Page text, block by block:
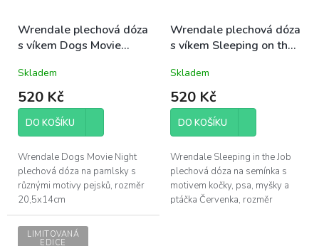
Wrendale plechová dóza
s víkem Dogs Movie
Skladem
520 Kč
DO KOŠÍKU
Wrendale Dogs Movie Night
plechová dóza na pamlsky s
různými motivy pejsků, rozměr
20,5x14cm
Wrendale plechová dóza
s víkem Sleeping on the
myš 20,5x14cm
Skladem
520 Kč
DO KOŠÍKU
Wrendale Sleeping in the Job
plechová dóza na semínka s
motivem kočky, psa, myšky a
ptáčka Červenka, rozměr
LIMITOVANÁ
EDICE